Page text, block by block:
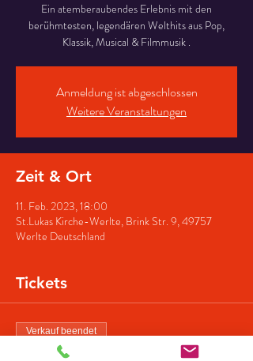
Ein atemberaubendes Erlebnis mit den
berühmtesten, legendären Welthits aus Pop,
Klassik, Musical & Filmmusik .
Anmeldung ist abgeschlossen
Weitere Veranstaltungen
Zeit & Ort
11. Feb. 2023, 18:00
St.Lukas Kirche-Werlte, Brink Str. 9, 49757
Werlte Deutschland
Tickets
Verkauf beendet